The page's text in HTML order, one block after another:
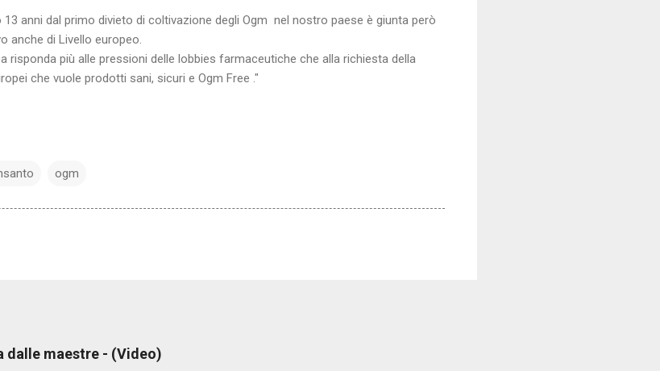
anni dal primo divieto di coltivazione degli Ogm nel nostro paese è giunta però
anche di Livello europeo.
risponda più alle pressioni delle lobbies farmaceutiche che alla richiesta della
che vuole prodotti sani, sicuri e Ogm Free ."
ogm
dalle maestre - (Video)